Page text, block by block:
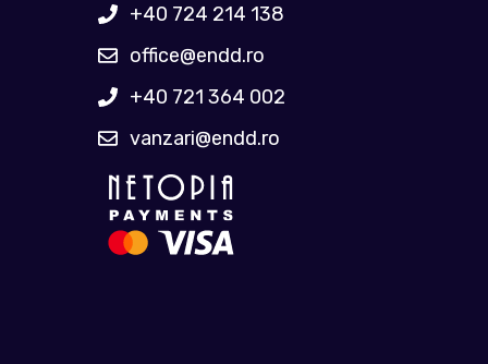
+40 724 214 138
office@endd.ro
+40 721 364 002
vanzari@endd.ro